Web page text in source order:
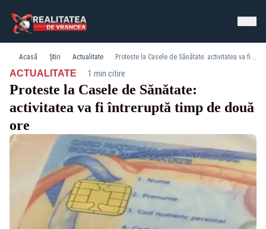
Acasă Știri Actualitate Proteste la Casele de Sănătate: activitatea va fi întreruptă timp de două ore
ACTUALITATE· 1 min citire
Proteste la Casele de Sănătate:
activitatea va fi întreruptă timp de două
ore